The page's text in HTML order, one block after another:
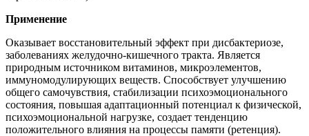
Применение
Оказывает восстановительный эффект при дисбактериозе,
заболеваниях желудочно-кишечного тракта. Является
природным источником витаминов, микроэлементов,
иммуномодулирующих веществ. Способствует улучшению
общего самочувствия, стабилизации психоэмоционального
состояния, повышая адаптационный потенциал к физической,
психоэмоциональной нагрузке, создает тенденцию
положительного влияния на процессы памяти (ретенция).